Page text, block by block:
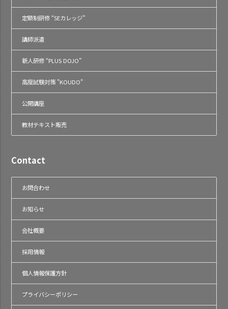
定額制研修 “SEカレッジ”
講師派遣
新人研修 “PLUS DOJO”
高度試験対策 "KOUDO"
公開講座
教材テキスト販売
Contact
お問合わせ
お知らせ
会社概要
採用情報
個人情報保護方針
プライバシーポリシー